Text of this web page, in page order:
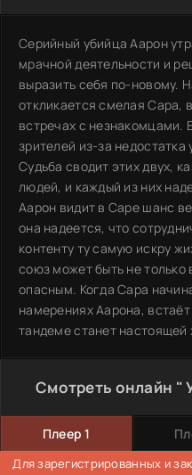
Серийный убийца Аарон
мрачной деятельности и
выразить себя по-новому.
откликается смелая Сара,
встречах с незнакомцами.
зрителей из-за недостатка
Судьба сводит этих двух,
людей, и каждый из них
Аарон видит в Саре шанс
она надеется, что
контенту ту самую искру
союз может быть не
опасным. Когда Сара
намерениях Аарона,
тандеме станет настоящей
Смотреть онлайн "
Плеер 1
Для зарегистрированных и